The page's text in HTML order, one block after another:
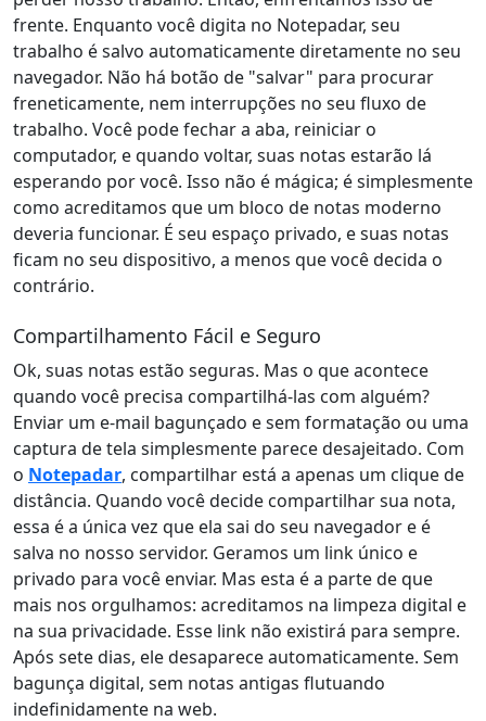
frente. Enquanto você digita no Notepadar, seu
trabalho é salvo automaticamente diretamente no seu
navegador. Não há botão de "salvar" para procurar
freneticamente, nem interrupções no seu fluxo de
trabalho. Você pode fechar a aba, reiniciar o
computador, e quando voltar, suas notas estarão lá
esperando por você. Isso não é mágica; é simplesmente
como acreditamos que um bloco de notas moderno
deveria funcionar. É seu espaço privado, e suas notas
ficam no seu dispositivo, a menos que você decida o
contrário.
Compartilhamento Fácil e Seguro
Ok, suas notas estão seguras. Mas o que acontece
quando você precisa compartilhá-las com alguém?
Enviar um e-mail bagunçado e sem formatação ou uma
captura de tela simplesmente parece desajeitado. Com
o Notepadar, compartilhar está a apenas um clique de
distância. Quando você decide compartilhar sua nota,
essa é a única vez que ela sai do seu navegador e é
salva no nosso servidor. Geramos um link único e
privado para você enviar. Mas esta é a parte de que
mais nos orgulhamos: acreditamos na limpeza digital e
na sua privacidade. Esse link não existirá para sempre.
Após sete dias, ele desaparece automaticamente. Sem
bagunça digital, sem notas antigas flutuando
indefinidamente na web.